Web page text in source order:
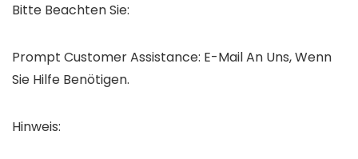
Bitte Beachten Sie:
Prompt Customer Assistance: E-Mail An Uns, Wenn
Sie Hilfe Benötigen.
Hinweis: